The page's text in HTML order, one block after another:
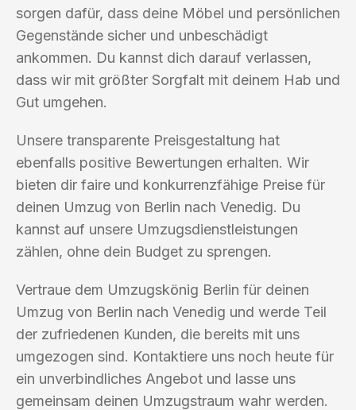
sorgen dafür, dass deine Möbel und persönlichen
Gegenstände sicher und unbeschädigt
ankommen. Du kannst dich darauf verlassen,
dass wir mit größter Sorgfalt mit deinem Hab und
Gut umgehen.
Unsere transparente Preisgestaltung hat
ebenfalls positive Bewertungen erhalten. Wir
bieten dir faire und konkurrenzfähige Preise für
deinen Umzug von Berlin nach Venedig. Du
kannst auf unsere Umzugsdienstleistungen
zählen, ohne dein Budget zu sprengen.
Vertraue dem Umzugskönig Berlin für deinen
Umzug von Berlin nach Venedig und werde Teil
der zufriedenen Kunden, die bereits mit uns
umgezogen sind. Kontaktiere uns noch heute für
ein unverbindliches Angebot und lasse uns
gemeinsam deinen Umzugstraum wahr werden.